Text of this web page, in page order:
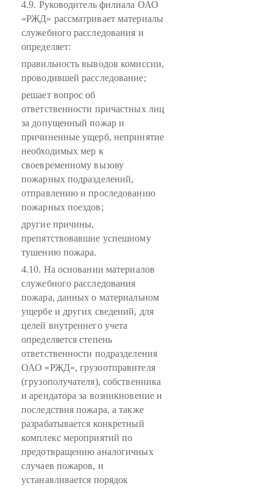
4.9. Руководитель филиала ОАО
«РЖД» рассматривает материалы
служебного расследования и
определяет:
правильность выводов комиссии,
проводившей расследование;
решает вопрос об
ответственности причастных лиц
за допущенный пожар и
причиненные ущерб, непринятие
необходимых мер к
своевременному вызову
пожарных подразделений,
отправлению и проследованию
пожарных поездов;
другие причины,
препятствовавшие успешному
тушению пожара.
4.10. На основании материалов
служебного расследования
пожара, данных о материальном
ущербе и других сведений, для
целей внутреннего учета
определяется степень
ответственности подразделения
ОАО «РЖД», грузоотправителя
(грузополучателя), собственника
и арендатора за возникновение и
последствия пожара, а также
разрабатывается конкретный
комплекс мероприятий по
предотвращению аналогичных
случаев пожаров, и
устанавливается порядок